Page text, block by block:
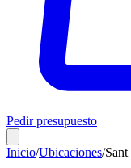
Pedir presupuesto
Inicio/Ubicaciones/